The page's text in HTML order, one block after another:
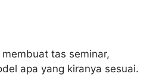
tas seminar,
apa yang kiranya sesuai.